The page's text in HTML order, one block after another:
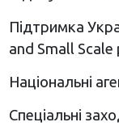
Підтримка
and Small Scale
Національні
Спеціальні